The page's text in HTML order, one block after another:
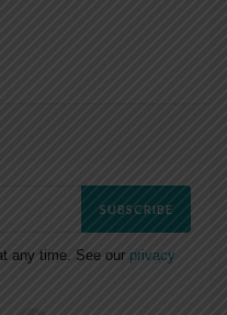
SUBSCRIBE
any time. See our privacy